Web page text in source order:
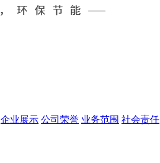
企业展示 公司荣誉 业务范围 社会责任